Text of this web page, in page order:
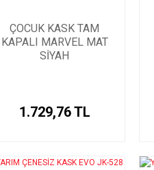
ÇOCUK KASK TAM
KAPALI MARVEL MAT
SİYAH
1.729,76 TL